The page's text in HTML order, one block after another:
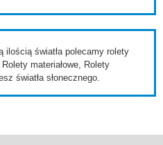
ilością światła polecamy rolety
materiałowe, Rolety
światła słonecznego.